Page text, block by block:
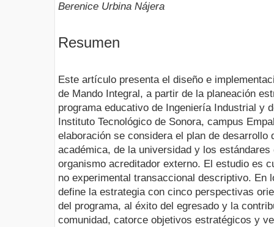
Berenice Urbina Nájera
Resumen
Este artículo presenta el diseño e
de Mando Integral, a partir de la planeación
programa educativo de Ingeniería Industrial y
Instituto Tecnológico de Sonora, campus
elaboración se considera el plan de desarrollo
académica, de la universidad y los estándares
organismo acreditador externo. El estudio es
no experimental transaccional descriptivo. En
define la estrategia con cinco perspectivas
del programa, al éxito del egresado y la
comunidad, catorce objetivos estratégicos y